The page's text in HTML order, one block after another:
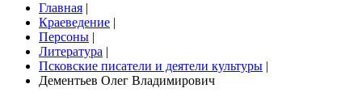
Главная |
Краеведение |
Персоны |
Литература |
Псковские писатели и деятели культуры |
Дементьев Олег Владимирович